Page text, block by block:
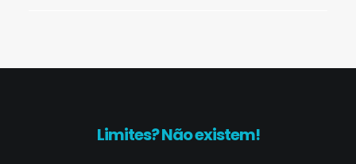
Limites? Não existem!